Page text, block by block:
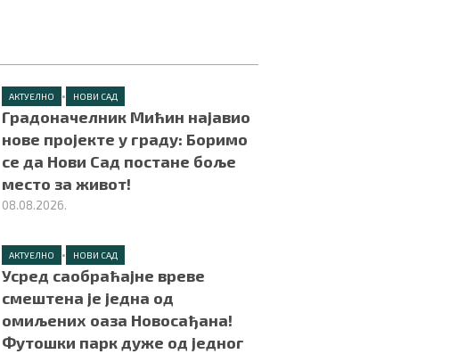
АКТУЕЛНО • НОВИ САД
Градоначелник Мићин најавио
нове пројекте у граду: Боримо
се да Нови Сад постане боље
место за живот!
08.08.2026.
АКТУЕЛНО • НОВИ САД
Усред саобраћајне вреве
смештена је једна од
омиљених оаза Новосађана!
Футошки парк дуже од једног